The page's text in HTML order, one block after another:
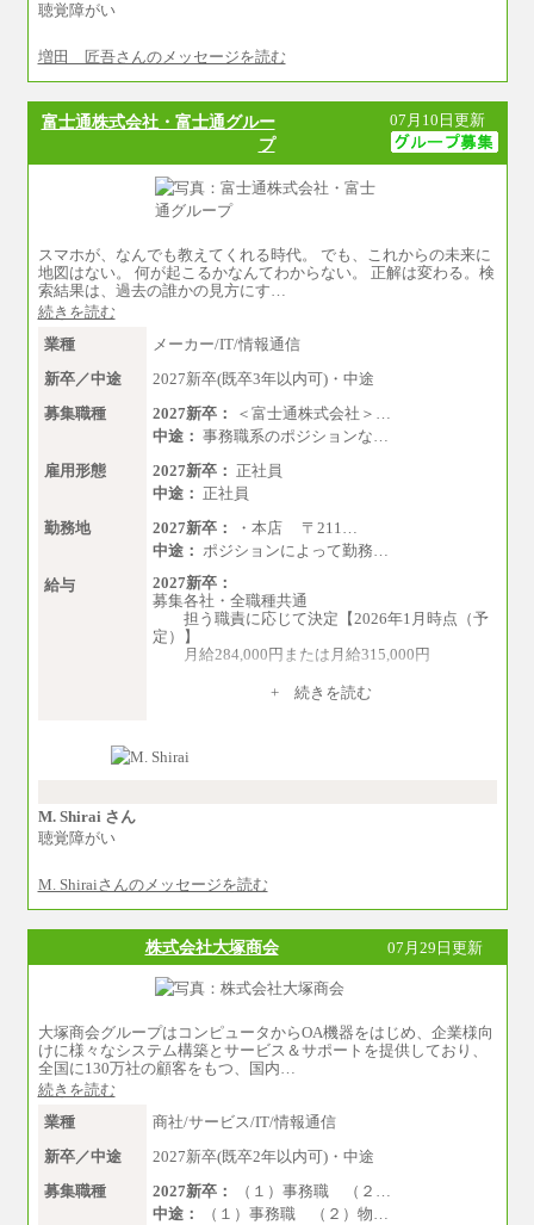
聴覚障がい
増田 匠吾さんのメッセージを読む
富士通株式会社・富士通グルー
プ
07月10日更新
スマホが、なんでも教えてくれる時代。 でも、これからの未来に
地図はない。 何が起こるかなんてわからない。 正解は変わる。検
索結果は、過去の誰かの見方にす…
続きを読む
業種
メーカー/IT/情報通信
新卒／中途
2027新卒(既卒3年以内可)・中途
募集職種
2027新卒：
＜富士通株式会社＞…
中途： 事務職系のポジションな…
雇用形態
2027新卒： 正社員
中途： 正社員
勤務地
2027新卒：
・本店 〒211…
中途： ポジションによって勤務…
給与
2027新卒：
募集各社・全職種共通
担う職責に応じて決定【2026年1月時点（予
定）】
月給284,000円または月給315,000円
※入社後早期から、自律的な業務遂行が求
り高い職責を担う方については、さらに高い金
※上記に加え、所定労働時間外に勤務をし
た場合には、時間外勤務手当を支給します。
ん。
中途：
＜募集各社・全職種共通＞
※試用期間中の給与に変更はありません。
※経験・能力を考慮し、当社規定により決定い
+ 続きを読む
M. Shirai さん
聴覚障がい
M. Shiraiさんのメッセージを読む
株式会社大塚商会 07月29日更新
大塚商会グループはコンピュータからOA機器をはじめ、企業様向
けに様々なシステム構築とサービス＆サポートを提供しており、
全国に130万社の顧客をもつ、国内…
続きを読む
業種
商社/サービス/IT/情報通信
新卒／中途
2027新卒(既卒2年以内可)・中途
募集職種
2027新卒：
（１）事務職 （２…
中途：
（１）事務職 （２）物…